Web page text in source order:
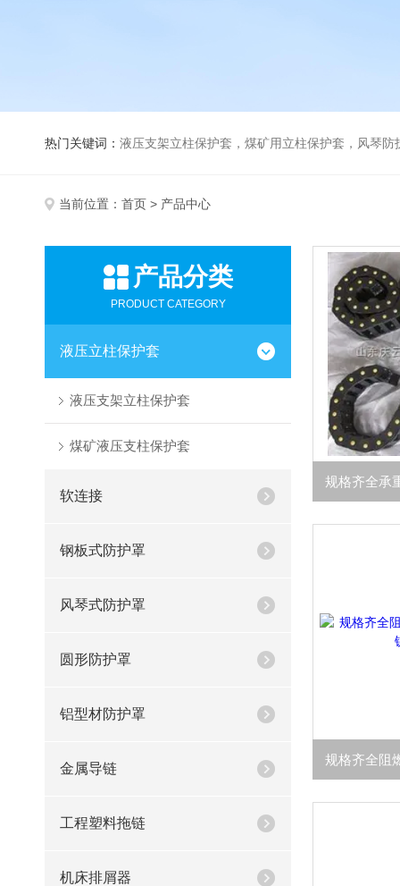
热门关键词： 液压支架立柱保护套，煤矿用立柱保护套，风琴
当前位置： 首页 > 产品中心
产品分类
PRODUCT CATEGORY
液压立柱保护套
液压支架立柱保护套
煤矿液压支柱保护套
软连接
钢板式防护罩
风琴式防护罩
圆形防护罩
铝型材防护罩
金属导链
工程塑料拖链
机床排屑器